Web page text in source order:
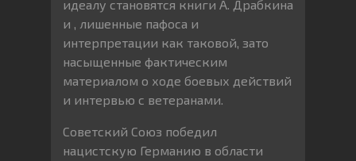
идеалу становятся книги А. Драбкина
и , лишенные пафоса и
интерпретации как таковой, зато
насыщенные фактическим
материалом о ходе боевых действий
и интервью с ветеранами.
Советский Союз победил
нацистскую Германию в области